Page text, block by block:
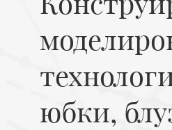
юбки,